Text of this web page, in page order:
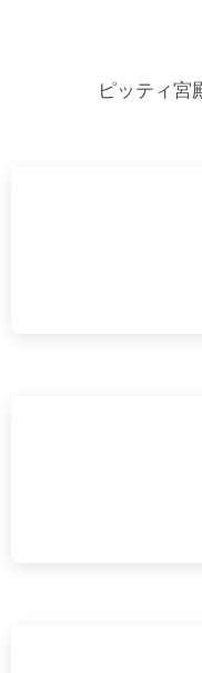
ピッティ宮